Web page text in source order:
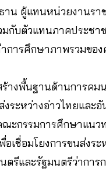
าน ผู้แทนหน่วยงานร
กับตัวแทนภาคประช
การศึกษาภาพรวมข
างพื้นฐานด้านการคม
ระหว่างอ่าวไทยและ
ะกรรมการศึกษาแนว
เชื่อมโยงการขนส่งร
ตรีและรัฐมนตรีว่ากา